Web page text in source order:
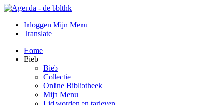
Inloggen Mijn Menu
Translate
Home
Bieb
Bieb
Collectie
Online Bibliotheek
Mijn Menu
Lid worden en tarieven